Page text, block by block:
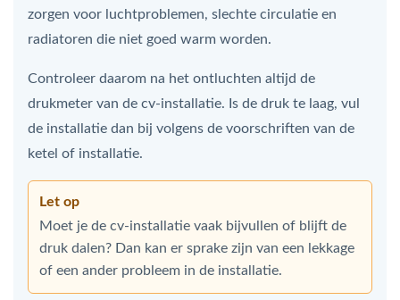
zorgen voor luchtproblemen, slechte circulatie en
radiatoren die niet goed warm worden.
Controleer daarom na het ontluchten altijd de
drukmeter van de cv-installatie. Is de druk te laag, vul
de installatie dan bij volgens de voorschriften van de
ketel of installatie.
Let op
Moet je de cv-installatie vaak bijvullen of blijft de
druk dalen? Dan kan er sprake zijn van een lekkage
of een ander probleem in de installatie.